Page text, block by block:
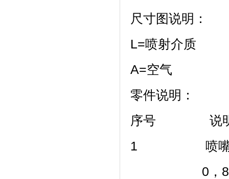
尺寸图说明：
L=喷射介质
A=空气
零件说明：
序号 说
1 喷
0，8用